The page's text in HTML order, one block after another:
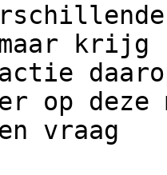
krijg
op
vraag